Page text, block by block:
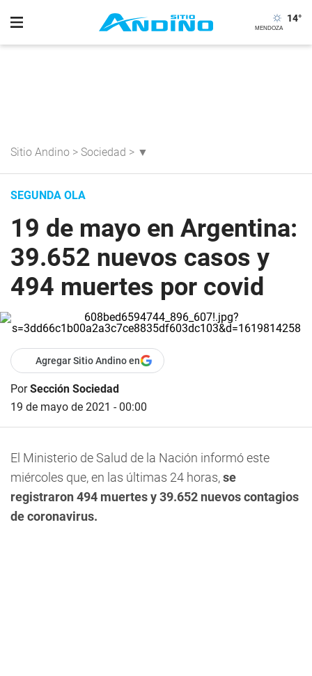
14°
Sitio Andino > Sociedad > ▼
SEGUNDA OLA
19 de mayo en Argentina:
39.652 nuevos casos y
494 muertes por covid
Agregar Sitio Andino en
PorSección Sociedad
19 de mayo de 2021 - 00:00
El Ministerio de Salud de la Nación informó este
miércoles que, en las últimas 24 horas,se
registraron 494 muertes y 39.652 nuevos contagios
de coronavirus.